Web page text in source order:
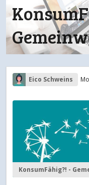
Eico Schweins
KonsumFähig?! -